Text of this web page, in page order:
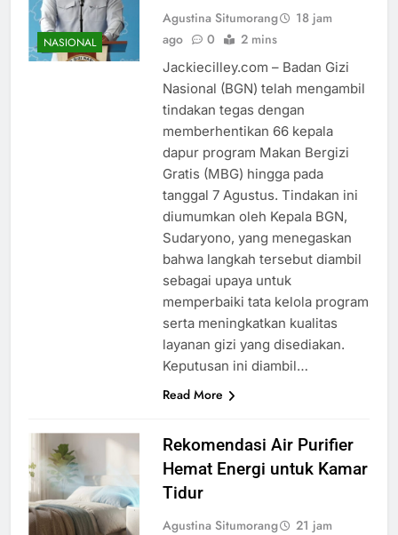
NASIONAL
Agustina Situmorang
18 jam
ago
0 2 mins
Jackiecilley.com – Badan Gizi
Nasional (BGN) telah mengambil
tindakan tegas dengan
memberhentikan 66 kepala
dapur program Makan Bergizi
Gratis (MBG) hingga pada
tanggal 7 Agustus. Tindakan ini
diumumkan oleh Kepala BGN,
Sudaryono, yang menegaskan
bahwa langkah tersebut diambil
sebagai upaya untuk
memperbaiki tata kelola program
serta meningkatkan kualitas
layanan gizi yang disediakan.
Keputusan ini diambil…
Read More
Rekomendasi Air Purifier
Hemat Energi untuk Kamar
Tidur
Agustina Situmorang
21 jam